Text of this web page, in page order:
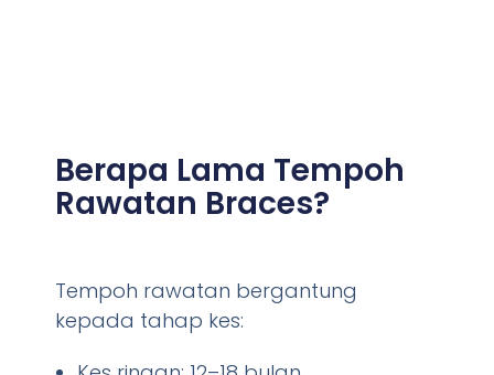
Berapa Lama Tempoh
Rawatan Braces?
Tempoh rawatan bergantung
kepada tahap kes: